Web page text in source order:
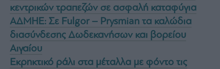
κεντρικών τραπεζών σε ασφαλή καταφύγια
ΑΔΜΗΕ: Σε Fulgor – Prysmian τα καλώδια
διασύνδεσης Δωδεκανήσων και βορείου
Αιγαίου
Εκρηκτικό ράλι στα μέταλλα με φόντο τις